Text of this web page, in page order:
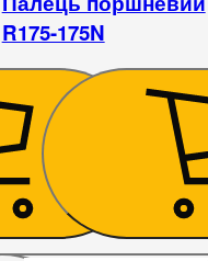
R175-175N
145